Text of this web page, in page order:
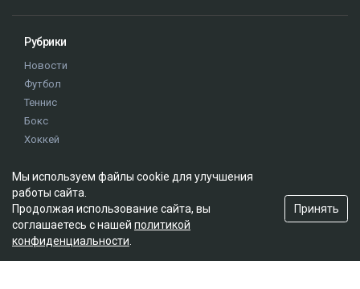
Рубрики
Новости
Футбол
Теннис
Бокс
Хоккей
Истории
Олимпиада
Редакция
О проекте
Мы используем файлы cookie для улучшения
работы сайта.
Продолжая использование сайта, вы
соглашаетесь с нашей политикой
конфиденциальности
Принять